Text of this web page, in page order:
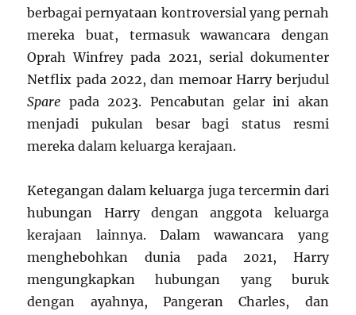
berbagai pernyataan kontroversial yang pernah
mereka buat, termasuk wawancara dengan
Oprah Winfrey pada 2021, serial dokumenter
Netflix pada 2022, dan memoar Harry berjudul
Spare pada 2023. Pencabutan gelar ini akan
menjadi pukulan besar bagi status resmi
mereka dalam keluarga kerajaan.
Ketegangan dalam keluarga juga tercermin dari
hubungan Harry dengan anggota keluarga
kerajaan lainnya. Dalam wawancara yang
menghebohkan dunia pada 2021, Harry
mengungkapkan hubungan yang buruk
dengan ayahnya, Pangeran Charles, dan